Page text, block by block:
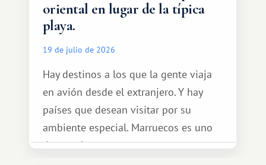
oriental en lugar de la típica
playa.
19 de julio de 2026
Hay destinos a los que la gente viaja
en avión desde el extranjero. Y hay
países que desean visitar por su
ambiente especial. Marruecos es uno
de esos lugares.